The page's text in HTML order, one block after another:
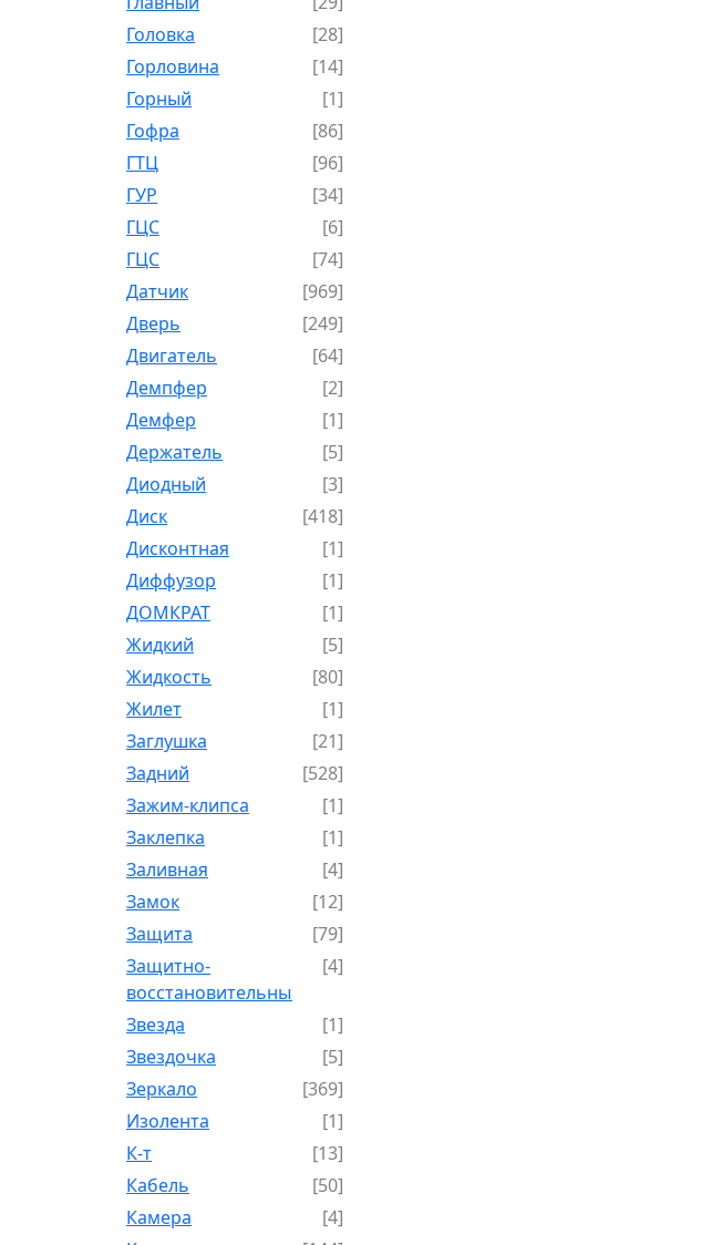
Головка
[28]
Горловина
[14]
Горный
[1]
Гофра
[86]
ГТЦ
[96]
ГУР
[34]
ГЦC
[6]
ГЦС
[74]
Датчик
[969]
Дверь
[249]
Двигатель
[64]
Демпфер
[2]
Демфер
[1]
Держатель
[5]
Диодный
[3]
Диск
[418]
Дисконтная
[1]
Диффузор
[1]
ДОМКРАТ
[1]
Жидкий
[5]
Жидкость
[80]
Жилет
[1]
Заглушка
[21]
Задний
[528]
Зажим-клипса
[1]
Заклепка
[1]
Заливная
[4]
Замок
[12]
Защита
[79]
Защитно-
восстановительный
[4]
Звезда
[1]
Звездочка
[5]
Зеркало
[369]
Изолента
[1]
К-т
[13]
Кабель
[50]
Камера
[4]